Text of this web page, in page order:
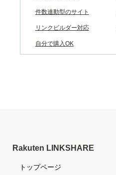
件数連動型のサイト
リンクビルダー対応
自分で購入OK
Rakuten LINKSHARE
トップページ